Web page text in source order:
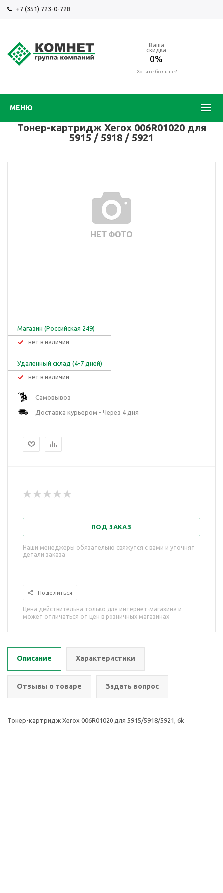
+7 (351) 723-0-728
МЕНЮ
Ваша
скидка
0%
Хотите больше?
Тонер-картридж Xerox 006R01020 для
5915 / 5918 / 5921
Магазин (Российская 249)
Нет в наличии
Удаленный склад (4-7 дней)
Нет в наличии
Самовывоз
Доставка курьером - Через 4 дня
ПОД ЗАКАЗ
Наши менеджеры обязательно свяжутся с вами и уточнят
детали заказа
Поделиться
Цена действительна только для интернет-магазина и
может отличаться от цен в розничных магазинах
Описание Характеристики
Отзывы о товаре Задать вопрос
Тонер-картридж Xerox 006R01020 для 5915/5918/5921, 6k